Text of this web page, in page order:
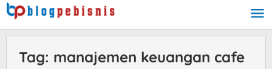
Skip
content
Tag: manajemen keuangan cafe